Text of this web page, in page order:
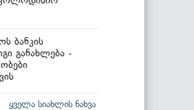
ბანკის
განახლება -
ყველა სიახლის ნახვა